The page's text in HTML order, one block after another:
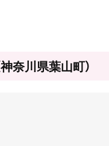
奈川県葉山町）